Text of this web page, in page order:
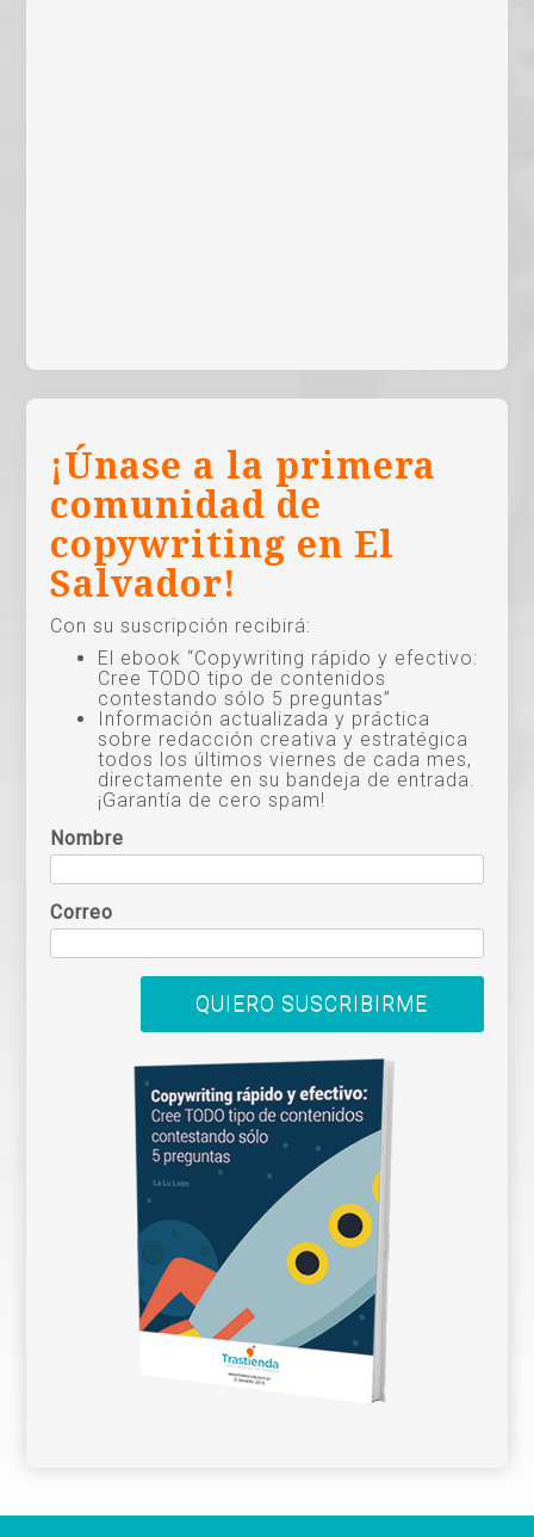
¡Únase a la primera
comunidad de
copywriting en El
Salvador!
Con su suscripción recibirá:
El ebook “Copywriting rápido y efectivo:
Cree TODO tipo de contenidos
contestando sólo 5 preguntas”
Información actualizada y práctica
sobre redacción creativa y estratégica
todos los últimos viernes de cada mes,
directamente en su bandeja de entrada.
¡Garantía de cero spam!
Nombre
Correo